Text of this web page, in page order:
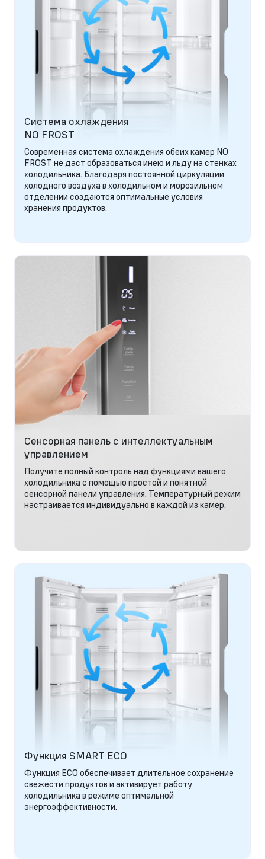
Система охлаждения
NO FROST
Современная система охлаждения обеих камер NO
FROST не даст образоваться инею и льду на стенках
холодильника. Благодаря постоянной циркуляции
холодного воздуха в холодильном и морозильном
отделении создаются оптимальные условия
хранения продуктов.
Сенсорная панель с интеллектуальным
управлением
Получите полный контроль над функциями вашего
холодильника с помощью простой и понятной
сенсорной панели управления. Температурный режим
настраивается индивидуально в каждой из камер.
Функция SMART ECO
Функция ECO обеспечивает длительное сохранение
свежести продуктов и активирует работу
холодильника в режиме оптимальной
энергоэффективности.